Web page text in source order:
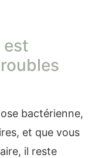
est
bactérienne,
et que vous
il reste